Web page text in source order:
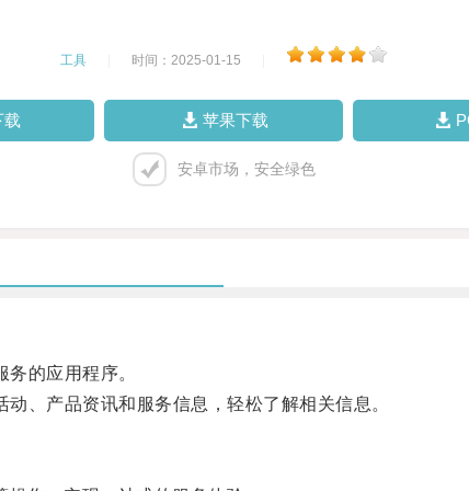
工具 时间：2025-01-15
载 苹果下载
安卓市场，安全绿色
的应用程序。
产品资讯和服务信息，轻松了解相关信息。